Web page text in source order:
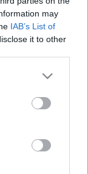
may
IAB’s List of
it to other
more Google
may click to
party tags to
below Google
ώρα,
σε
και στο
για τον